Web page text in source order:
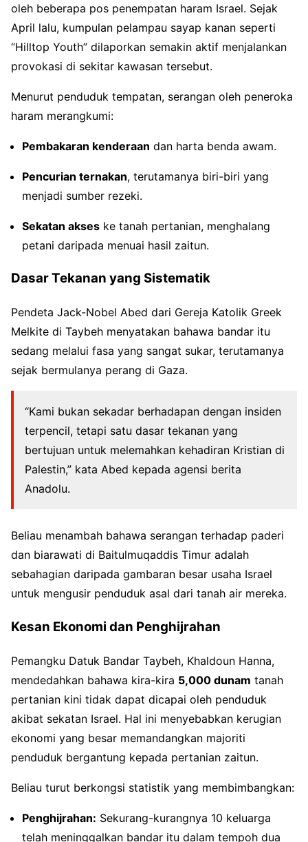
oleh beberapa pos penempatan haram Israel. Sejak
April lalu, kumpulan pelampau sayap kanan seperti
“Hilltop Youth” dilaporkan semakin aktif menjalankan
provokasi di sekitar kawasan tersebut.
Menurut penduduk tempatan, serangan oleh peneroka
haram merangkumi:
Pembakaran kenderaan dan harta benda awam.
Pencurian ternakan, terutamanya biri-biri yang
menjadi sumber rezeki.
Sekatan akses ke tanah pertanian, menghalang
petani daripada menuai hasil zaitun.
Dasar Tekanan yang Sistematik
Pendeta Jack-Nobel Abed dari Gereja Katolik Greek
Melkite di Taybeh menyatakan bahawa bandar itu
sedang melalui fasa yang sangat sukar, terutamanya
sejak bermulanya perang di Gaza.
“Kami bukan sekadar berhadapan dengan insiden
terpencil, tetapi satu dasar tekanan yang
bertujuan untuk melemahkan kehadiran Kristian di
Palestin,” kata Abed kepada agensi berita
Anadolu.
Beliau menambah bahawa serangan terhadap paderi
dan biarawati di Baitulmuqaddis Timur adalah
sebahagian daripada gambaran besar usaha Israel
untuk mengusir penduduk asal dari tanah air mereka.
Kesan Ekonomi dan Penghijrahan
Pemangku Datuk Bandar Taybeh, Khaldoun Hanna,
mendedahkan bahawa kira-kira 5,000 dunam tanah
pertanian kini tidak dapat dicapai oleh penduduk
akibat sekatan Israel. Hal ini menyebabkan kerugian
ekonomi yang besar memandangkan majoriti
penduduk bergantung kepada pertanian zaitun.
Beliau turut berkongsi statistik yang membimbangkan:
Penghijrahan: Sekurang-kurangnya 10 keluarga
telah meninggalkan bandar itu dalam tempoh dua